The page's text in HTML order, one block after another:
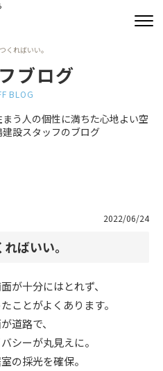
くればいい。
ブログ
BLOG
う人の個性に満ちた心地よい空
設スタッフのブログ
2022/06/24
ばいい。
が十分にはとれず、
ことがよくあります。
道路で、
シーが丸見えに。
の採光を確保。